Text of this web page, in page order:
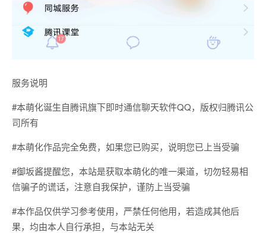
服务说明
#本萌化诞生自腾讯旗下即时通信聊天软件QQ，版权归腾讯公
司所有
#本萌化作品完全免费，如果您已购买，说明您已上当受骗
#御坂酱提醒您，本站是获取本萌化的唯一渠道，切勿轻易相
信骗子的谎话，注意自我保护，谨防上当受骗
#本作品仅供学习参考使用，严禁任何他用，若造成其他后
果，均由本人自行承担，与本站无关